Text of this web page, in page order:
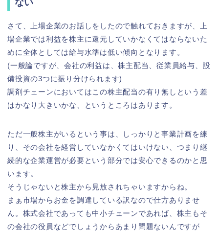
ない
さて、上場企業のお話しをしたので触れておきますが、上
場企業では利益を株主に還元していかなくてはならないた
めに全体としては給与水準は低い傾向となります。
(一般論ですが、会社の利益は、株主配当、従業員給与、設
備投資の3つに振り分けられます)
調剤チェーンにおいてはこの株主配当の有り無しという差
はかなり大きいかな、というところはあります。
ただ一般株主がいるという事は、しっかりと事業計画を練
り、その会社を経営していなかくてはいけない、つまり継
続的な企業運営が必要という部分では安心できるのかと思
います。
そうじゃないと株主から見放されちゃいますからね。
まぁ市場からお金を調達している訳なので仕方ありませ
ん。株式会社であっても中小チェーンであれば、株主もそ
の会社の役員などでしょうからあまり問題ないんですが